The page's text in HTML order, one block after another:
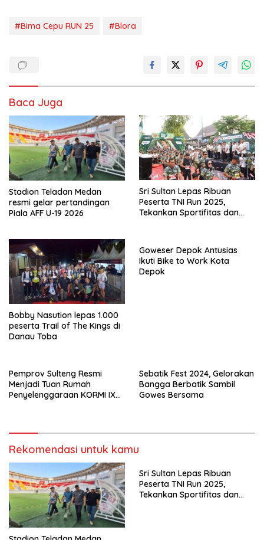
#Bima Cepu RUN 25 #Blora
Baca Juga
Stadion Teladan Medan
resmi gelar pertandingan
Piala AFF U-19 2026
Sri Sultan Lepas Ribuan
Peserta TNI Run 2025,
Tekankan Sportifitas dan
Bobby Nasution lepas 1.000
peserta Trail of The Kings di
Danau Toba
Goweser Depok Antusias
Ikuti Bike to Work Kota
Depok
Pemprov Sulteng Resmi
Menjadi Tuan Rumah
Penyelenggaraan KORMI IX
Sebatik Fest 2024, Gelorakan
Bangga Berbatik Sambil
Gowes Bersama
Rekomendasi untuk kamu
Sri Sultan Lepas Ribuan
Peserta TNI Run 2025,
Tekankan Sportifitas dan